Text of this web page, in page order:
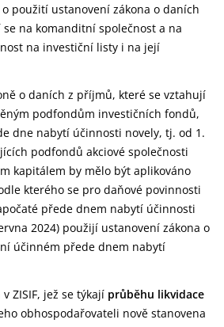
použití ustanovení zákona o daních
na komanditní společnost a na
na investiční listy i na její
o daních z příjmů, které se vztahují
podfondům investičních fondů,
dne nabytí účinnosti novely, tj. od 1.
podfondů akciové společnosti
kapitálem by mělo být aplikováno
kterého se pro daňové povinnosti
přede dnem nabytí účinnosti
2024) použijí ustanovení zákona o
účinném přede dnem nabytí
ZISIF, jež se týkají průběhu likvidace
obhospodařovateli nově stanovena